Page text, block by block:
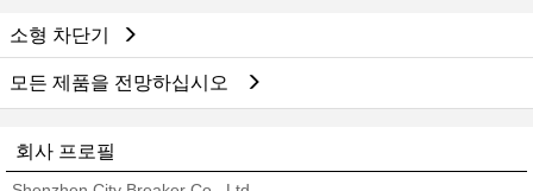
소형 차단기
모든 제품을 전망하십시오
회사 프로필